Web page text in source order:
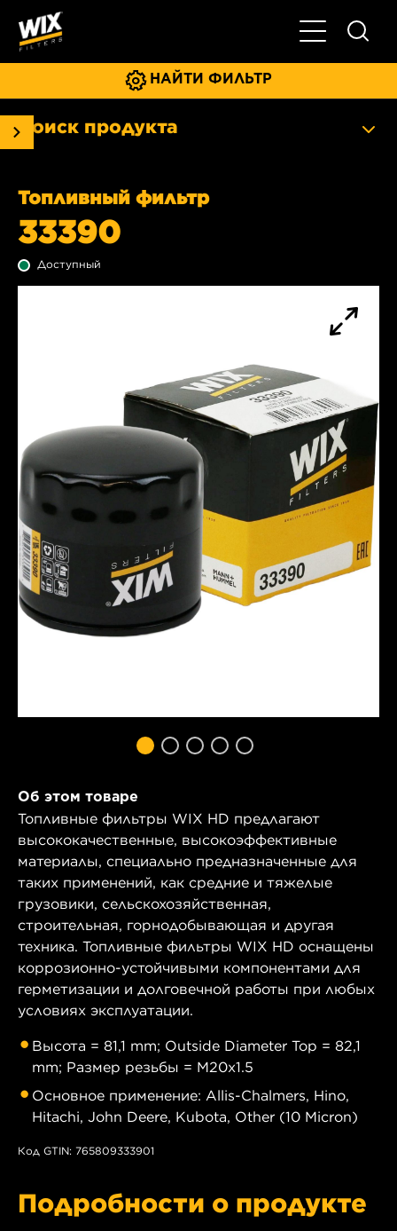
Главное
НАЙТИ ФИЛЬТР
Поиск продукта
Топливный фильтр
33390
Доступный
Об этом товаре
Топливные фильтры WIX HD предлагают
высококачественные, высокоэффективные
материалы, специально предназначенные для
таких применений, как средние и тяжелые
грузовики, сельскохозяйственная,
строительная, горнодобывающая и другая
техника. Топливные фильтры WIX HD оснащены
коррозионно-устойчивыми компонентами для
герметизации и долговечной работы при любых
условиях эксплуатации.
Высота = 81,1 mm; Outside Diameter Top = 82,1
mm; Размер резьбы = M20x1.5
Основное применение: Allis-Chalmers, Hino,
Hitachi, John Deere, Kubota, Other (10 Micron)
Код GTIN: 765809333901
Подробности о продукте